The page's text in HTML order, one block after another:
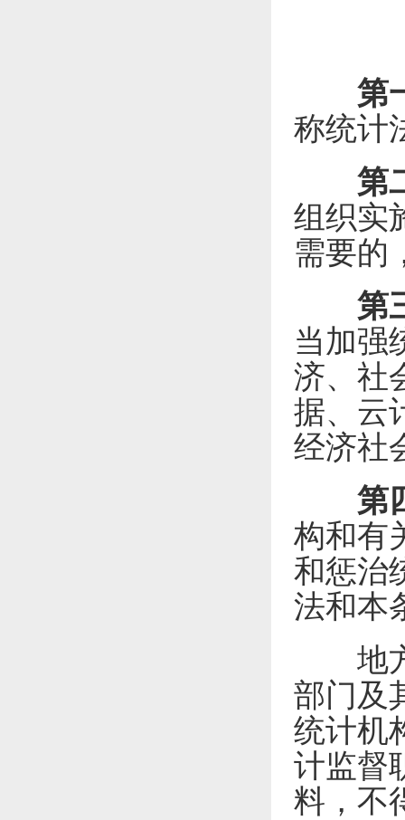
第
称统计
第
组织实
需要的
第
当加强
济、社
据、云
经济社
第
构和有
和惩治
法和本
地方
部门及
统计机
计监督
料，不